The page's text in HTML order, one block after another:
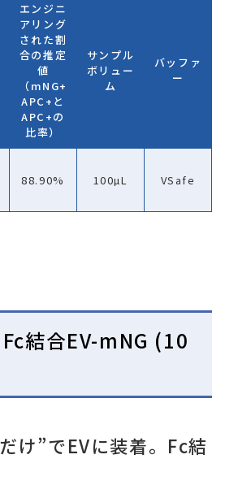
エンジニ
アリング
された割
合の推定
値
（mNG+
APC+と
APC+の
比率）
サンプル
ボリュー
ム
バッファ
ー
88.90% 100µL VSafe
結合EV-mNG (10
け”でEVに装着。Fc結